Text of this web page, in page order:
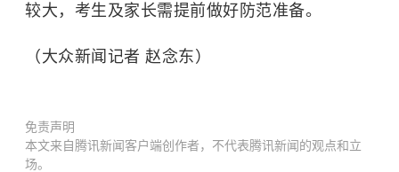
较大，考生及家长需提前做好防范准备。
（大众新闻记者 赵念东）
免责声明
本文来自腾讯新闻客户端创作者，不代表腾讯新闻的观点和立
场。